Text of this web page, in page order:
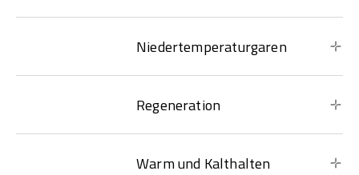
Niedertemperaturgaren
Regeneration
Warm und Kalthalten